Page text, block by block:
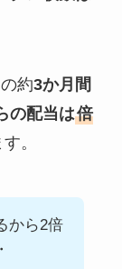
約3か月間
の配当は倍
。
から2倍